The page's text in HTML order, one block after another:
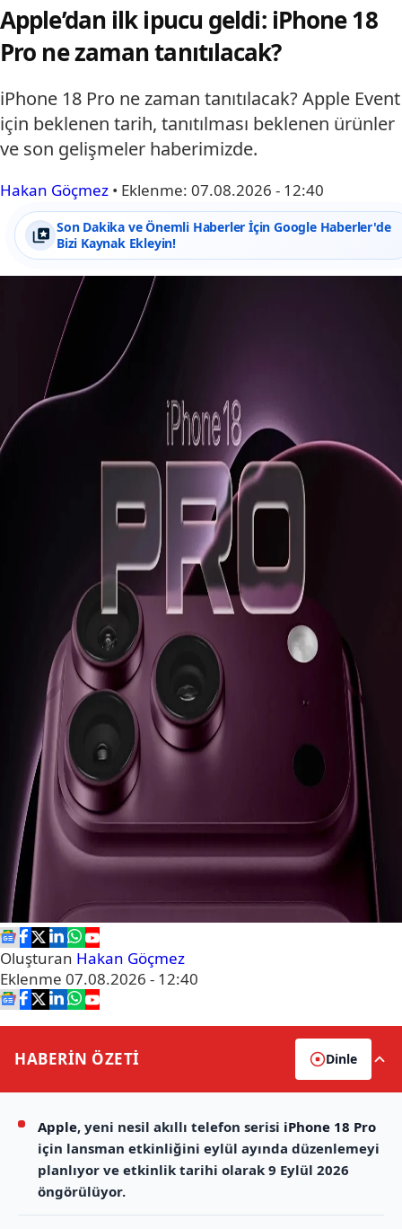
Apple’dan ilk ipucu geldi: iPhone 18
Pro ne zaman tanıtılacak?
iPhone 18 Pro ne zaman tanıtılacak? Apple Event
için beklenen tarih, tanıtılması beklenen ürünler
ve son gelişmeler haberimizde.
Hakan Göçmez • Eklenme: 07.08.2026 - 12:40
Son Dakika ve Önemli Haberler İçin Google Haberler'de
Bizi Kaynak Ekleyin!
Oluşturan Hakan Göçmez
Eklenme 07.08.2026 - 12:40
HABERİN ÖZETİ Dinle
Apple, yeni nesil akıllı telefon serisi iPhone 18 Pro
için lansman etkinliğini eylül ayında düzenlemeyi
planlıyor ve etkinlik tarihi olarak 9 Eylül 2026
öngörülüyor.